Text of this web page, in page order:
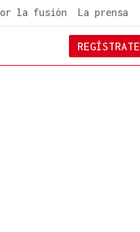
la fusión La prensa
REGÍSTRATE